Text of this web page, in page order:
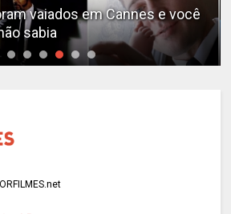
vaiados em Cannes e você
sabia